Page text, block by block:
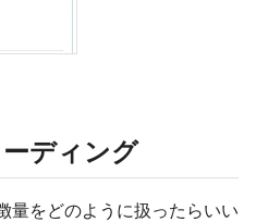
ディング
量をどのように扱ったらいい